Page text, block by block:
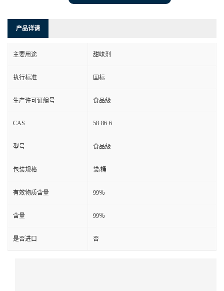
产品详请
主要用途 甜味剂
执行标准 国标
生产许可证编号 食品级
CAS 58-86-6
型号 食品级
包装规格 袋/桶
有效物质含量 99％
含量 99％
是否进口 否